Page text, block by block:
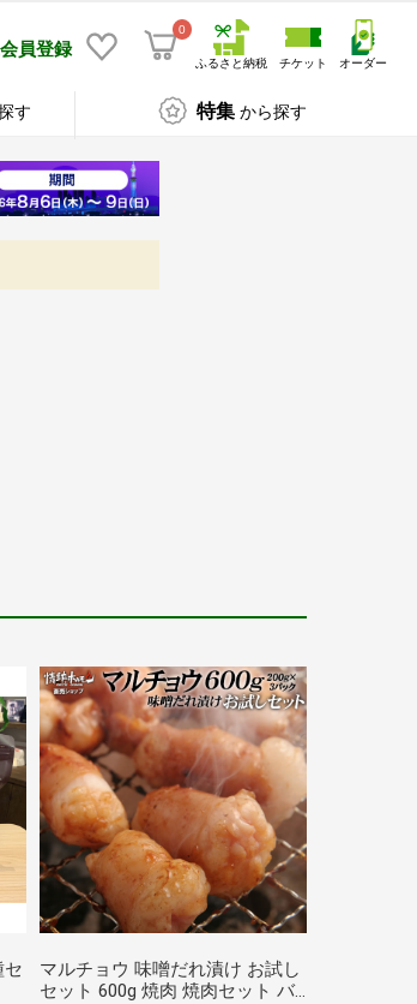
員登録
0
ふるさと納税 チケット オーダー
す 特集 から探す
マルチョウ 味噌だれ漬け お試し
セット 600g 焼肉 焼肉セット バ